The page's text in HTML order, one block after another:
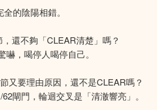
的陰陽相錯。
還不夠「CLEAR清楚」嗎？
，喝停人喝停自己。
又要理由原因，還不是CLEAR嗎？
閘門，輪迴交叉是「清澈響亮」。